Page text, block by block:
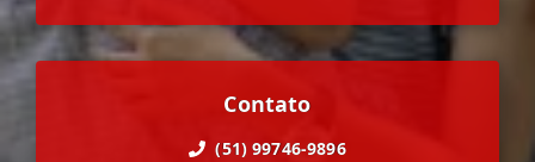
Contato
(51) 99746-9896